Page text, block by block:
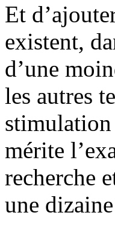
Et
existent,
d’une
les autres
stimulation
mérite
recherche
une